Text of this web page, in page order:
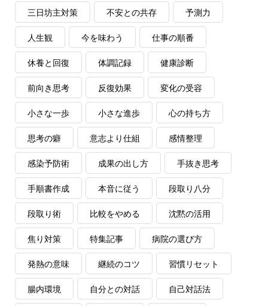
三日坊主対策 不安との共存 予測力
人生観 今を味わう 仕事の順番
休養と回復 体調記録 健康診断
前向き思考 反復効果 変化の受容
小さな一歩 小さな進歩 心の持ち方
思考の癖 意志より仕組 感情整理
感染予防術 成果の出し方 手抜き思考
手順書作成 本音に従う 段取り八分
段取り術 比較をやめる 沈黙の活用
焦り対策 特集記事 病院の選び方
発熱の意味 継続のコツ 習慣リセット
腸内環境 自分との対話 自己対話法